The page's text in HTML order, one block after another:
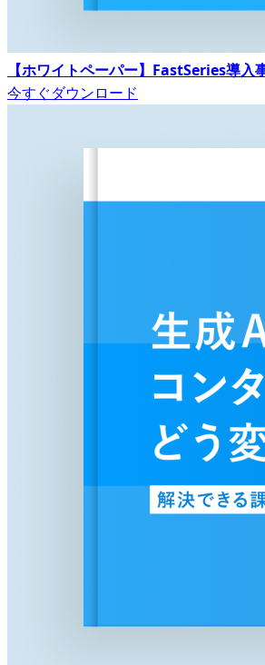
【ホワイトペーパー】FastSeries導入
今すぐダウンロード